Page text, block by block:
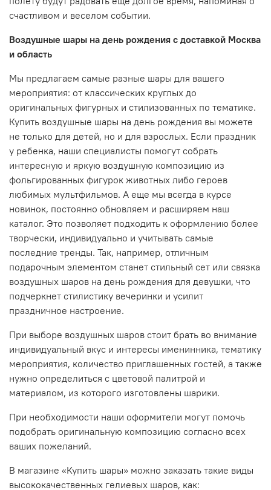
счастливом и веселом событии.
Воздушные шары на день рождения с доставкой Москва
и область
Мы предлагаем самые разные шары для вашего
мероприятия: от классических круглых до
оригинальных фигурных и стилизованных по тематике.
Купить воздушные шары на день рождения вы можете
не только для детей, но и для взрослых. Если праздник
у ребенка, наши специалисты помогут собрать
интересную и яркую воздушную композицию из
фольгированных фигурок животных либо героев
любимых мультфильмов. А еще мы всегда в курсе
новинок, постоянно обновляем и расширяем наш
каталог. Это позволяет подходить к оформлению более
творчески, индивидуально и учитывать самые
последние тренды. Так, например, отличным
подарочным элементом станет стильный сет или связка
воздушных шаров на день рождения для девушки, что
подчеркнет стилистику вечеринки и усилит
праздничное настроение.
При выборе воздушных шаров стоит брать во внимание
индивидуальный вкус и интересы именинника, тематику
мероприятия, количество приглашенных гостей, а также
нужно определиться с цветовой палитрой и
материалом, из которого изготовлены шарики.
При необходимости наши оформители могут помочь
подобрать оригинальную композицию согласно всех
ваших пожеланий.
В магазине «Купить шары» можно заказать такие виды
высококачественных гелиевых шаров, как: